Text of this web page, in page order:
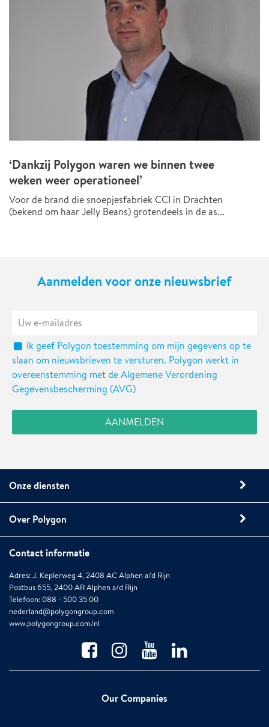
‘Dankzij Polygon waren we binnen twee
weken weer operationeel’
Voor de brand die snoepjesfabriek CCI in Drachten
(bekend om haar Jelly Beans) grotendeels in de as...
Aanmelden voor onze nieuwsbrief
Ik geef Polygon toestemming om mijn gegevens op te
slaan om nieuwsbrieven te versturen. Polygon werkt in
overeenstemming met de Algemene Verordening
Gegevensbescherming (AVG)
Onze diensten
Over Polygon
Contact informatie
Adres: J. Keplerweg 4, 2408 AC Alphen a/d Rijn
Postbus 655, 2400 AR Alphen a/d Rijn
Telefoon: 088 - 500 35 00
nederland@polygongroup.com
www.polygongroup.com/nl
Our Companies